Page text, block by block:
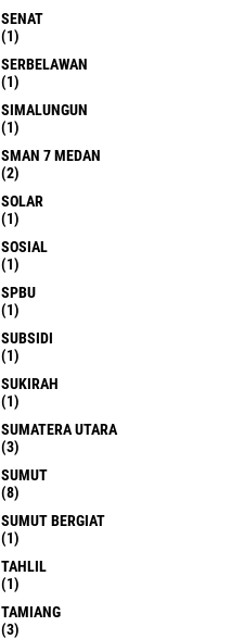
SENAT
(1)
SERBELAWAN
(1)
SIMALUNGUN
(1)
SMAN 7 MEDAN
(2)
SOLAR
(1)
SOSIAL
(1)
SPBU
(1)
SUBSIDI
(1)
SUKIRAH
(1)
SUMATERA UTARA
(3)
SUMUT
(8)
SUMUT BERGIAT
(1)
TAHLIL
(1)
TAMIANG
(3)